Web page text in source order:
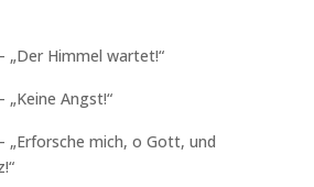
„Der Himmel wartet!“
„Keine Angst!“
„Erforsche mich, o Gott, und